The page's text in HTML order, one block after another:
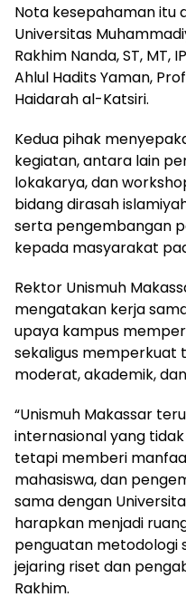
Nota kesepahaman itu
Universitas
Rakhim Nanda, ST, MT,
Ahlul Hadits Yaman,
Haidarah al-Katsiri.
Kedua pihak
kegiatan, antara lain
lokakarya, dan
bidang dirasah
serta pengembangan
kepada masyarakat
Rektor Unismuh
mengatakan kerja
upaya kampus
sekaligus memperkuat
moderat, akademik,
“Unismuh Makassar
internasional yang
tetapi memberi
mahasiswa, dan
sama dengan
harapkan menjadi
penguatan metodologi
jejaring riset dan
Rakhim.